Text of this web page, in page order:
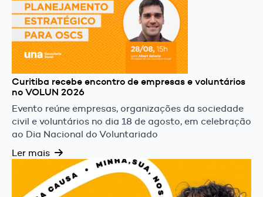
Curitiba recebe encontro de empresas e voluntários
no VOLUN 2026
Evento reúne empresas, organizações da sociedade
civil e voluntários no dia 18 de agosto, em celebração
ao Dia Nacional do Voluntariado
Ler mais